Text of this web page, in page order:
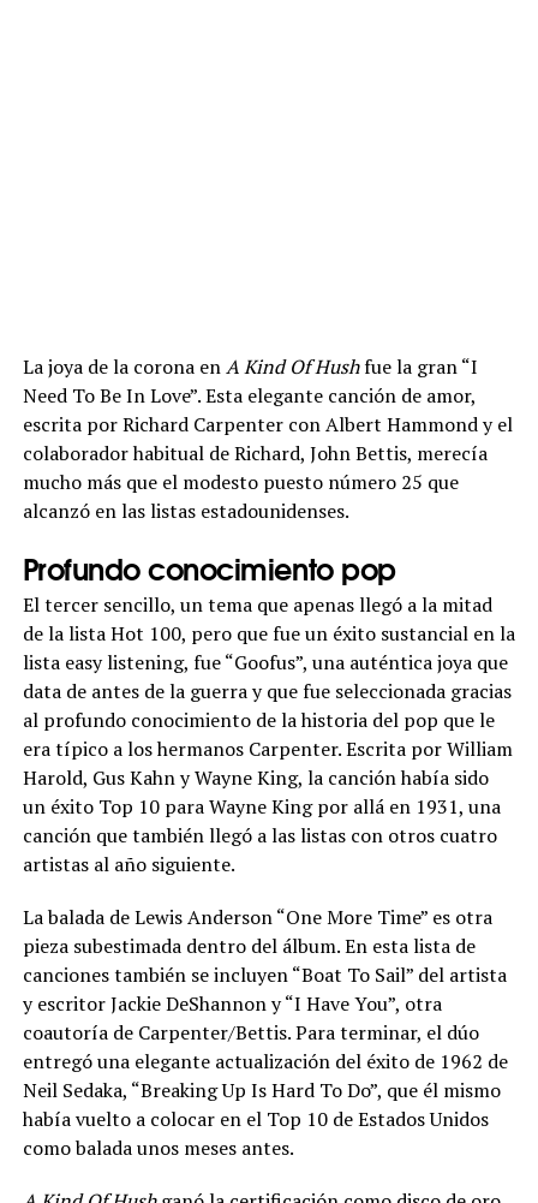
La joya de la corona enA Kind Of Hushfue la gran “I
Need To Be In Love”. Esta elegante canción de amor,
escrita por Richard Carpenter con Albert Hammond y el
colaborador habitual de Richard, John Bettis, merecía
mucho más que el modesto puesto número 25 que
alcanzó en las listas estadounidenses.
Profundo conocimiento pop
El tercer sencillo, un tema que apenas llegó a la mitad
de la lista Hot 100, pero que fue un éxito sustancial en la
lista easy listening, fue “Goofus”, una auténtica joya que
data de antes de la guerra y que fue seleccionada gracias
al profundo conocimiento de la historia del pop que le
era típico a los hermanos Carpenter. Escrita por William
Harold, Gus Kahn y Wayne King, la canción había sido
un éxito Top 10 para Wayne King por allá en 1931, una
canción que también llegó a las listas con otros cuatro
artistas al año siguiente.
La balada de Lewis Anderson “One More Time” es otra
pieza subestimada dentro del álbum. En esta lista de
canciones también se incluyen “Boat To Sail” del artista
y escritor Jackie DeShannon y “I Have You”, otra
coautoría de Carpenter/Bettis. Para terminar, el dúo
entregó una elegante actualización del éxito de 1962 de
Neil Sedaka, “Breaking Up Is Hard To Do”, que él mismo
había vuelto a colocar en el Top 10 de Estados Unidos
como balada unos meses antes.